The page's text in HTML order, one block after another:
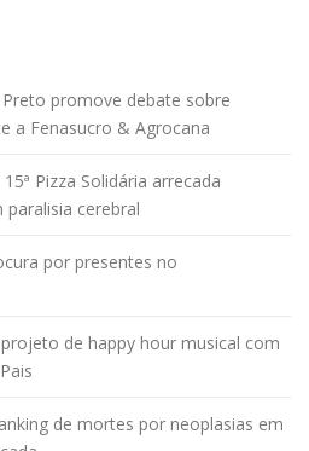
promove debate sobre
a Fenasucro & Agrocana
Pizza Solidária arrecada
cerebral
por presentes no
de happy hour musical com
de mortes por neoplasias em